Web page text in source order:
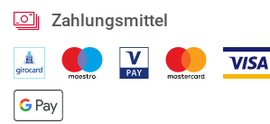
Zahlungsmittel